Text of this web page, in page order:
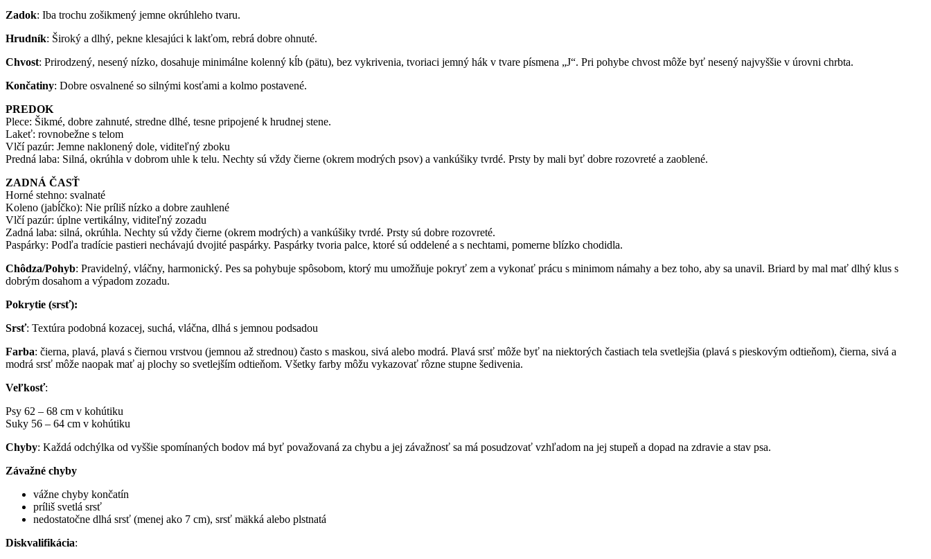
Zadok: Iba trochu zošikmený jemne okrúhleho tvaru.
Hrudník: Široký a dlhý, pekne klesajúci k lakťom, rebrá dobre ohnuté.
Chvost: Prirodzený, nesený nízko, dosahuje minimálne kolenný kĺb (pätu), bez vykrivenia, tvoriaci jemný hák v tvare písmena „J“. Pri pohybe chvost môže byť nesený najvyššie v úrovni chrbta.
Končatiny: Dobre osvalnené so silnými kosťami a kolmo postavené.
PREDOK
Plece: Šikmé, dobre zahnuté, stredne dlhé, tesne pripojené k hrudnej stene.
Lakeť: rovnobežne s telom
Vlčí pazúr: Jemne naklonený dole, viditeľný zboku
Predná laba: Silná, okrúhla v dobrom uhle k telu. Nechty sú vždy čierne (okrem modrých psov) a vankúšiky tvrdé. Prsty by mali byť dobre rozovreté a zaoblené.
ZADNÁ ČASŤ
Horné stehno: svalnaté
Koleno (jabĺčko): Nie príliš nízko a dobre zauhlené
Vlčí pazúr: úplne vertikálny, viditeľný zozadu
Zadná laba: silná, okrúhla. Nechty sú vždy čierne (okrem modrých) a vankúšiky tvrdé. Prsty sú dobre rozovreté.
Paspárky: Podľa tradície pastieri nechávajú dvojité paspárky. Paspárky tvoria palce, ktoré sú oddelené a s nechtami, pomerne blízko chodidla.
Chôdza/Pohyb: Pravidelný, vláčny, harmonický. Pes sa pohybuje spôsobom, ktorý mu umožňuje pokryť zem a vykonať prácu s minimom námahy a bez toho, aby sa unavil. Briard by mal mať dlhý klus s
dobrým dosahom a výpadom zozadu.
Pokrytie (srsť):
Srsť: Textúra podobná kozacej, suchá, vláčna, dlhá s jemnou podsadou
Farba: čierna, plavá, plavá s čiernou vrstvou (jemnou až strednou) často s maskou, sivá alebo modrá. Plavá srsť môže byť na niektorých častiach tela svetlejšia (plavá s pieskovým odtieňom), čierna, sivá a
modrá srsť môže naopak mať aj plochy so svetlejším odtieňom. Všetky farby môžu vykazovať rôzne stupne šedivenia.
Veľkosť:
Psy 62 – 68 cm v kohútiku
Suky 56 – 64 cm v kohútiku
Chyby: Každá odchýlka od vyššie spomínaných bodov má byť považovaná za chybu a jej závažnosť sa má posudzovať vzhľadom na jej stupeň a dopad na zdravie a stav psa.
Závažné chyby
vážne chyby končatín
príliš svetlá srsť
nedostatočne dlhá srsť (menej ako 7 cm), srsť mäkká alebo plstnatá
Diskvalifikácia: